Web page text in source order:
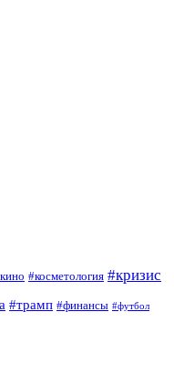
#косметология #кризис
#трамп #финансы #футбол